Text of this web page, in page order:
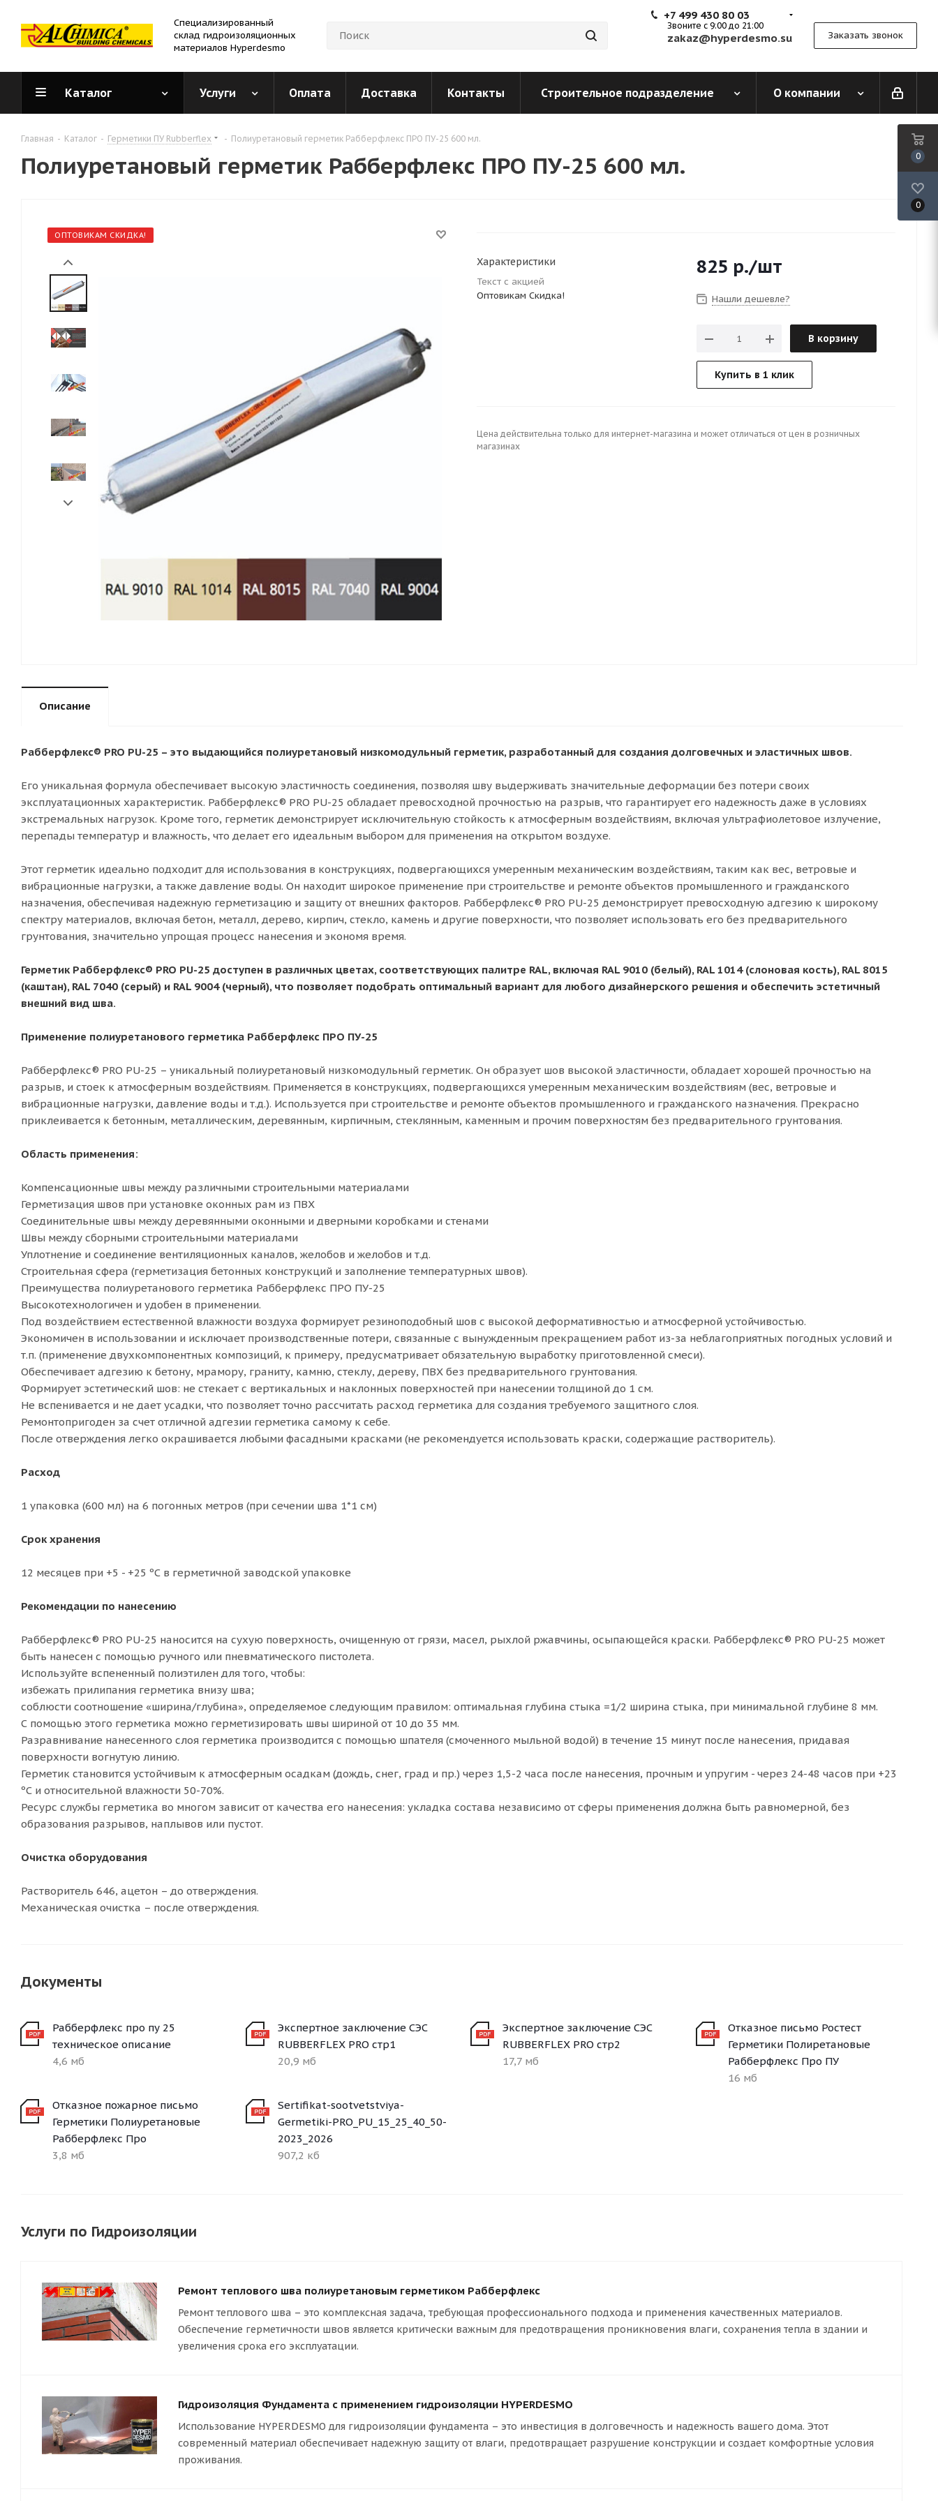
Специализированный
склад гидроизоляционных
материалов Hyperdesmo
+7 499 430 80 03
Звоните с 9:00 до 21:00
zakaz@hyperdesmo.su Заказать звонок
Каталог Услуги Оплата Доставка Контакты Строительное подразделение О компании
Главная - Каталог - Герметики ПУ Rubberflex - Полиуретановый герметик Рабберфлекс ПРО ПУ-25 600 мл.
Полиуретановый герметик Рабберфлекс ПРО ПУ-25 600 мл.
ОПТОВИКАМ СКИДКА!
Характеристики
Текст с акцией
Оптовикам Скидка!
825 р./шт
Нашли дешевле?
В корзину
Купить в 1 клик
Цена действительна только для интернет-магазина и может отличаться от цен в розничных
магазинах
Описание
Рабберфлекс® PRO PU-25 – это выдающийся полиуретановый низкомодульный герметик, разработанный для создания долговечных и эластичных швов.
Его уникальная формула обеспечивает высокую эластичность соединения, позволяя шву выдерживать значительные деформации без потери своих
эксплуатационных характеристик. Рабберфлекс® PRO PU-25 обладает превосходной прочностью на разрыв, что гарантирует его надежность даже в условиях
экстремальных нагрузок. Кроме того, герметик демонстрирует исключительную стойкость к атмосферным воздействиям, включая ультрафиолетовое излучение,
перепады температур и влажность, что делает его идеальным выбором для применения на открытом воздухе.
Этот герметик идеально подходит для использования в конструкциях, подвергающихся умеренным механическим воздействиям, таким как вес, ветровые и
вибрационные нагрузки, а также давление воды. Он находит широкое применение при строительстве и ремонте объектов промышленного и гражданского
назначения, обеспечивая надежную герметизацию и защиту от внешних факторов. Рабберфлекс® PRO PU-25 демонстрирует превосходную адгезию к широкому
спектру материалов, включая бетон, металл, дерево, кирпич, стекло, камень и другие поверхности, что позволяет использовать его без предварительного
грунтования, значительно упрощая процесс нанесения и экономя время.
Герметик Рабберфлекс® PRO PU-25 доступен в различных цветах, соответствующих палитре RAL, включая RAL 9010 (белый), RAL 1014 (слоновая кость), RAL 8015
(каштан), RAL 7040 (серый) и RAL 9004 (черный), что позволяет подобрать оптимальный вариант для любого дизайнерского решения и обеспечить эстетичный
внешний вид шва.
Применение полиуретанового герметика Рабберфлекс ПРО ПУ-25
Рабберфлекс® PRO PU-25 – уникальный полиуретановый низкомодульный герметик. Он образует шов высокой эластичности, обладает хорошей прочностью на
разрыв, и стоек к атмосферным воздействиям. Применяется в конструкциях, подвергающихся умеренным механическим воздействиям (вес, ветровые и
вибрационные нагрузки, давление воды и т.д.). Используется при строительстве и ремонте объектов промышленного и гражданского назначения. Прекрасно
приклеивается к бетонным, металлическим, деревянным, кирпичным, стеклянным, каменным и прочим поверхностям без предварительного грунтования.
Область применения:
Компенсационные швы между различными строительными материалами
Герметизация швов при установке оконных рам из ПВХ
Соединительные швы между деревянными оконными и дверными коробками и стенами
Швы между сборными строительными материалами
Уплотнение и соединение вентиляционных каналов, желобов и желобов и т.д.
Строительная сфера (герметизация бетонных конструкций и заполнение температурных швов).
Преимущества полиуретанового герметика Рабберфлекс ПРО ПУ-25
Высокотехнологичен и удобен в применении.
Под воздействием естественной влажности воздуха формируeт резиноподобный шов с высокой деформативностью и атмосферной устойчивостью.
Экономичен в использовании и исключает производственные потери, связанные с вынужденным прекращением работ из-за неблагоприятных погодных условий и
т.п. (применение двухкомпонентных композиций, к примеру, предусматривает обязательную выработку приготовленной смеси).
Обеспечивает адгезию к бетону, мрамору, граниту, камню, стеклу, дереву, ПВХ без предварительного грунтования.
Формирует эстетический шов: не стекает с вертикальных и наклонных поверхностей при нанесении толщиной до 1 см.
Не вспенивается и не дает усадки, что позволяет точно рассчитать расход герметика для создания требуемого защитного слоя.
Ремонтопригоден за счет отличной адгезии герметика самому к себе.
После отверждения легко окрашивается любыми фасадными красками (не рекомендуется использовать краски, содержащие растворитель).
Расход
1 упаковка (600 мл) на 6 погонных метров (при сечении шва 1*1 см)
Срок хранения
12 месяцев при +5 - +25 ºС в герметичной заводской упаковке
Рекомендации по нанесению
Рабберфлекс® PRO PU-25 наносится на сухую поверхность, очищенную от грязи, масел, рыхлой ржавчины, осыпающейся краски. Рабберфлекс® PRO PU-25 может
быть нанесен с помощью ручного или пневматического пистолета.
Используйте вспененный полиэтилен для того, чтобы:
избежать прилипания герметика внизу шва;
соблюсти соотношение «ширина/глубина», определяемое следующим правилом: оптимальная глубина стыка =1/2 ширина стыка, при минимальной глубине 8 мм.
С помощью этого герметика можно герметизировать швы шириной от 10 до 35 мм.
Разравнивание нанесенного слоя герметика производится с помощью шпателя (смоченного мыльной водой) в течение 15 минут после нанесения, придавая
поверхности вогнутую линию.
Герметик становится устойчивым к атмосферным осадкам (дождь, снег, град и пр.) через 1,5-2 часа после нанесения, прочным и упругим - через 24-48 часов при +23
ºС и относительной влажности 50-70%.
Ресурс службы герметика во многом зависит от качества его нанесения: укладка состава независимо от сферы применения должна быть равномерной, без
образования разрывов, наплывов или пустот.
Очистка оборудования
Растворитель 646, ацетон – до отверждения.
Механическая очистка – после отверждения.
Документы
Рабберфлекс про пу 25
техническое описание
4,6 мб
Экспертное заключение СЭС
RUBBERFLEX PRO стр1
20,9 мб
Экспертное заключение СЭС
RUBBERFLEX PRO стр2
17,7 мб
Отказное письмо Ростест
Герметики Полиретановые
Рабберфлекс Про ПУ
16 мб
Отказное пожарное письмо
Герметики Полиуретановые
Рабберфлекс Про
3,8 мб
Sertifikat-sootvetstviya-
Germetiki-PRO_PU_15_25_40_50-
2023_2026
907,2 кб
Услуги по Гидроизоляции
Ремонт теплового шва полиуретановым герметиком Рабберфлекс
Ремонт теплового шва – это комплексная задача, требующая профессионального подхода и применения качественных материалов.
Обеспечение герметичности швов является критически важным для предотвращения проникновения влаги, сохранения тепла в здании и
увеличения срока его эксплуатации.
Гидроизоляция Фундамента с применением гидроизоляции HYPERDESMO
Использование HYPERDESMO для гидроизоляции фундамента – это инвестиция в долговечность и надежность вашего дома. Этот
современный материал обеспечивает надежную защиту от влаги, предотвращает разрушение конструкции и создает комфортные условия
проживания.
0
0